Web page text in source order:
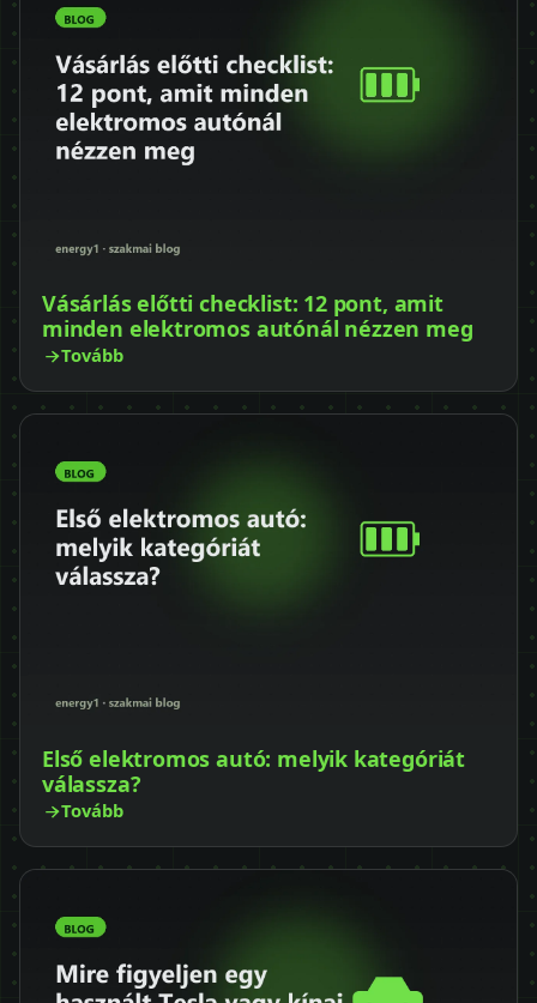
Vásárlás előtti checklist: 12 pont, amit
minden elektromos autónál nézzen meg
Tovább
Első elektromos autó: melyik kategóriát
válassza?
Tovább